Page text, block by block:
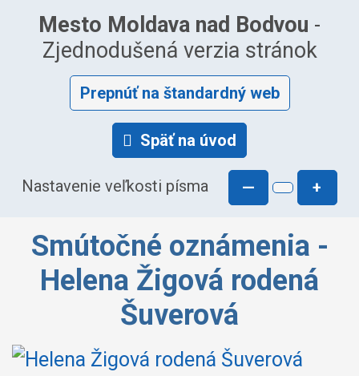
Mesto Moldava nad Bodvou -
Zjednodušená verzia stránok
Prepnúť na štandardný web
Späť na úvod
Nastavenie veľkosti písma — +
Smútočné oznámenia -
Helena Žigová rodená
Šuverová